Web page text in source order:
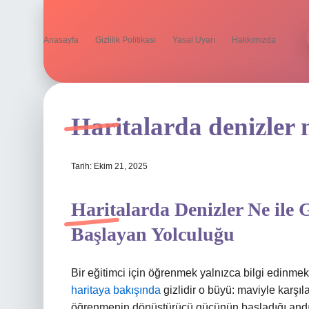
Anasayfa Gizlilik Politikası Yasal Uyarı Hakkımızda
Haritalarda denizler
Tarih: Ekim 21, 2025
Haritalarda Denizler Ne ile
Başlayan Yolculuğu
Bir eğitimci için öğrenmek yalnızca bilgi
haritaya bakışında gizlidir o büyü: maviyle